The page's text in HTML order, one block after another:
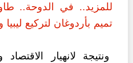
للمزيد.. في الدوحة..
تميم بأردوغان لتركيع ليبيا
ونتيجة لانهيار